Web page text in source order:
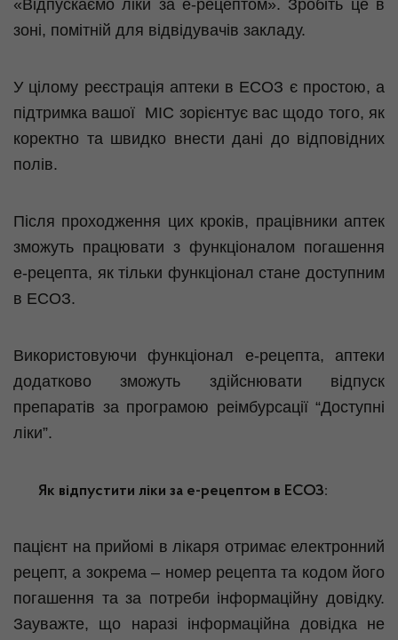
«Відпускаємо ліки за е-рецептом». Зробіть це в
зоні, помітній для відвідувачів закладу.
​У цілому реєстрація аптеки в ЕСОЗ є простою, а
підтримка вашої МІС зорієнтує вас щодо того, як
коректно та швидко внести дані до відповідних
полів.
Після проходження цих кроків, працівники аптек
зможуть працювати з функціоналом погашення
е-рецепта, як тільки функціонал стане доступним
в ЕСОЗ.
Використовуючи функціонал е-рецепта, аптеки
додатково зможуть здійснювати відпуск
препаратів за програмою реімбурсації “Доступні
ліки”.
Як відпустити ліки за е-рецептом в ЕСОЗ:
пацієнт на прийомі в лікаря отримає електронний
рецепт, а зокрема – номер рецепта та кодом його
погашення та за потреби інформаційну довідку.
Зауважте, що наразі інформаційна довідка не